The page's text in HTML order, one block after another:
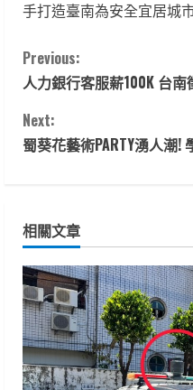
手打造臺南為安全宜居城
C
o
n
i
n
u
e
R
Previous:
人力銀行客服薪100K 台
Next:
蜀葵花藝術PARTY湧人潮
相關文章